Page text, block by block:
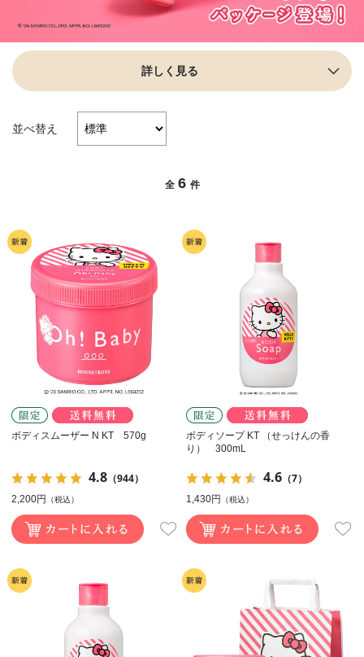
詳しく見る
並べ替え
全 6 件
ボディスムーザー N KT 570g
4.8（944）
2,200円 （税込）
ボディソープ KT （せっけんの香
り） 300mL
4.6 （7）
1,430円 （税込）